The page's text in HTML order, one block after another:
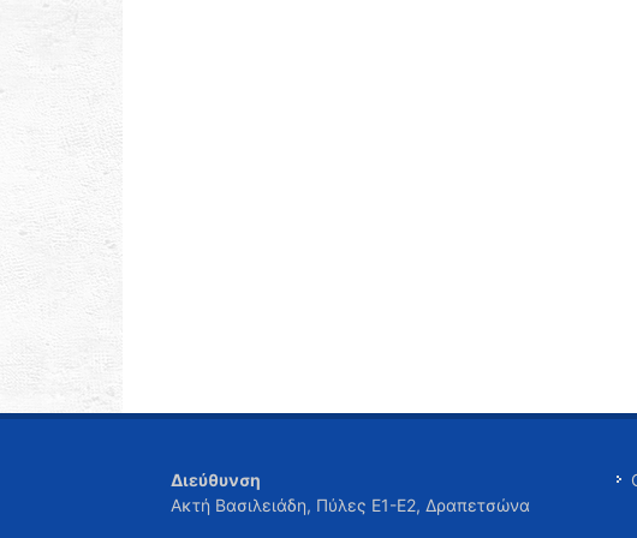
Διεύθυνση
Ακτή Βασιλειάδη, Πύλες Ε1-Ε2, Δραπετσώνα